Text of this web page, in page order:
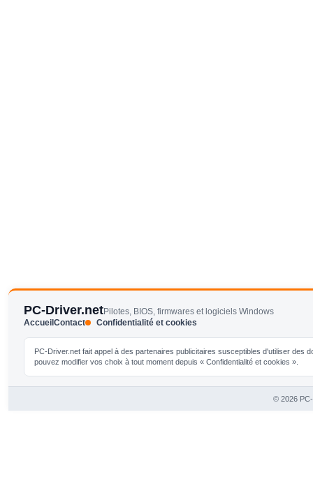
PC-Driver.netPilotes, BIOS, firmwares et logiciels Windows
AccueilContact Confidentialité et cookies
PC-Driver.net fait appel à des partenaires publicitaires susceptibles d'utiliser
pouvez modifier vos choix à tout moment depuis « Confidentialité et cookies ».
© 2026